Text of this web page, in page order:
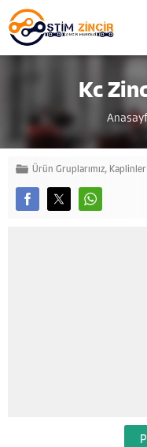
Kc
Ürün Gruplarımız, Kaplinler